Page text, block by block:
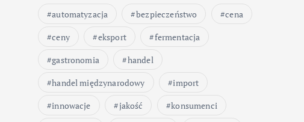
automatyzacja bezpieczeństwo
cena
ceny
eksport
fermentacja
gastronomia
handel
handel międzynarodowy
import
innowacje
jakość
konsumenci